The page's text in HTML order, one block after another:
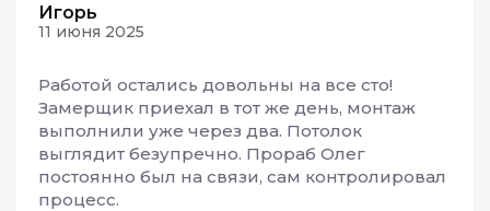
Игорь
11 июня 2025
Работой остались довольны на все сто!
Замерщик приехал в тот же день, монтаж
выполнили уже через два. Потолок
выглядит безупречно. Прораб Олег
постоянно был на связи, сам контролировал
процесс.